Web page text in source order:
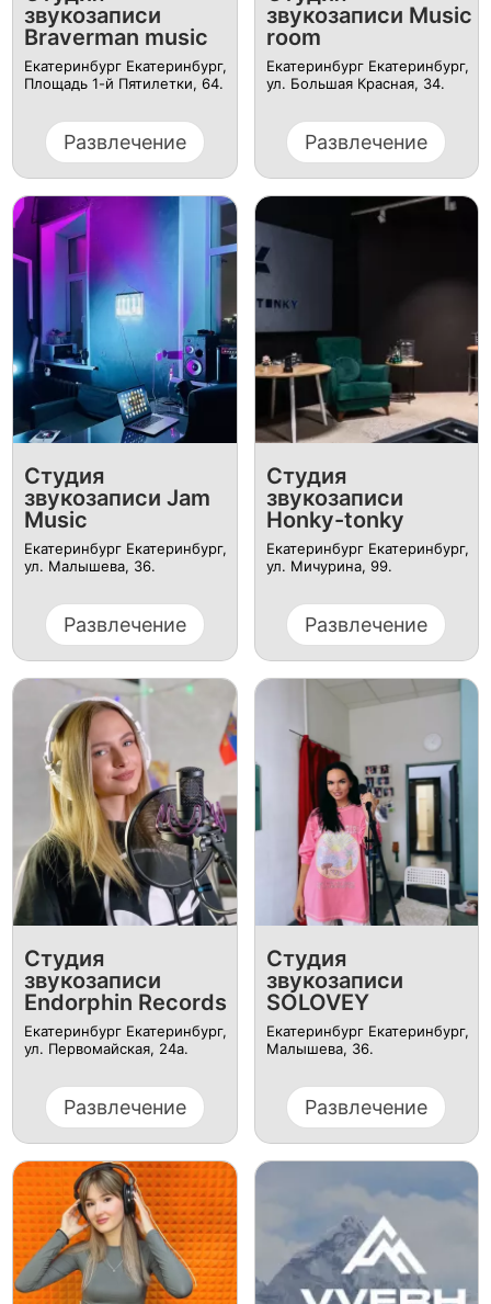
звукозаписи
Braverman music
Екатеринбург Екатеринбург, ​
Площадь 1-й Пятилетки, 64.
Развлечение
звукозаписи Music
room
Екатеринбург Екатеринбург,
ул. ​Большая Красная, 34.
Развлечение
Студия
звукозаписи Jam
Music
Екатеринбург Екатеринбург,
ул. Малышева, 36.
Развлечение
Студия
звукозаписи
Honky-tonky
Екатеринбург Екатеринбург,
ул. Мичурина, 99.
Развлечение
Студия
звукозаписи
Endorphin Records
Екатеринбург Екатеринбург,
ул. ​Первомайская, 24а.
Развлечение
Студия
звукозаписи
SOLOVEY
Екатеринбург Екатеринбург,
Малышева, 36.
Развлечение